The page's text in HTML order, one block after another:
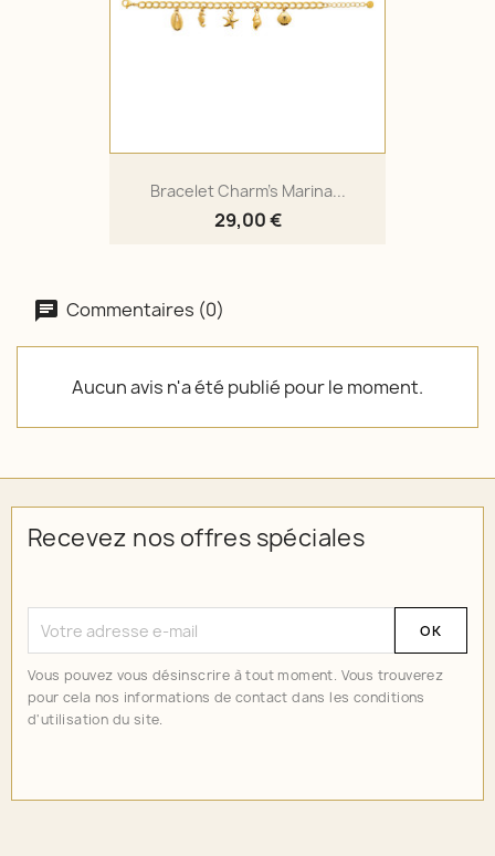
Bracelet Charm's Marina...
29,00 €
Commentaires (0)
Aucun avis n'a été publié pour le moment.
Recevez nos offres spéciales
Vous pouvez vous désinscrire à tout moment. Vous trouverez
pour cela nos informations de contact dans les conditions
d'utilisation du site.